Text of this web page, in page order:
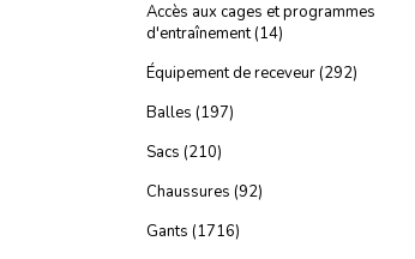
Accès aux cages et programmes
d'entraînement (14)
Équipement de receveur (292)
Balles (197)
Sacs (210)
Chaussures (92)
Gants (1716)